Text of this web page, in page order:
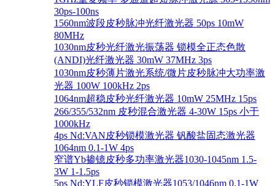
30ps-100ns
1560nm波段皮秒脉冲光纤激光器 50ps 10mW
80MHz
1030nm皮秒光纤激光振荡器 锁模全正态色散
(ANDI)光纤激光器 30mW 37MHz 3ps
1030nm皮秒薄片激光系统/微片皮秒脉冲大功率激
光器 100W 100kHz 2ps
1064nm超稳皮秒光纤激光器 10mW 25MHz 15ps
266/355/532nm 皮秒混合激光器 4-30W 15ps 小于
1000kHz
4ps Nd:VAN皮秒锁模激光器 钒酸盐固态激光器
1064nm 0.1-1W 4ps
窄谱Yb掺镱皮秒多功率激光器1030-1045nm 1.5-
3W 1-1.5ps
5ps Nd:YLF皮秒锁模激光器1053/1046nm 0.1-1W